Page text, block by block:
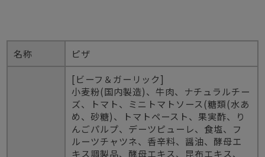
名称 ピザ
[ビーフ＆ガーリック]
小麦粉(国内製造)、牛肉、ナチュラルチー
ズ、トマト、ミニトマトソース(糖類(水あ
め、砂糖)、トマトペースト、果実酢、り
んごパルプ、デーツピューレ、食塩、フ
ルーツチャツネ、香辛料、醤油、酵母エ
キス調製品、酵母エキス、昆布エキス、